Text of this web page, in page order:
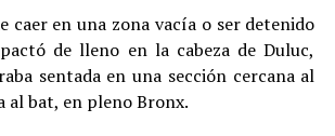
caer en una zona vacía o ser detenido
de lleno en la cabeza de Duluc,
sentada en una sección cercana al
al bat, en pleno Bronx.